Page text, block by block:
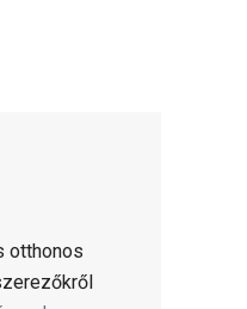
otthonos